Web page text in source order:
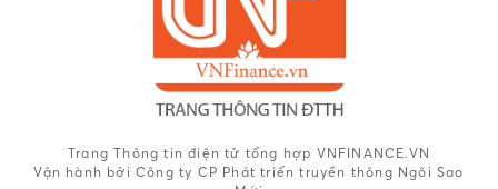
Trang Thông tin điện tử tổng hợp VNFINANCE.VN
Vận hành bởi Công ty CP Phát triển truyền thông Ngôi Sao